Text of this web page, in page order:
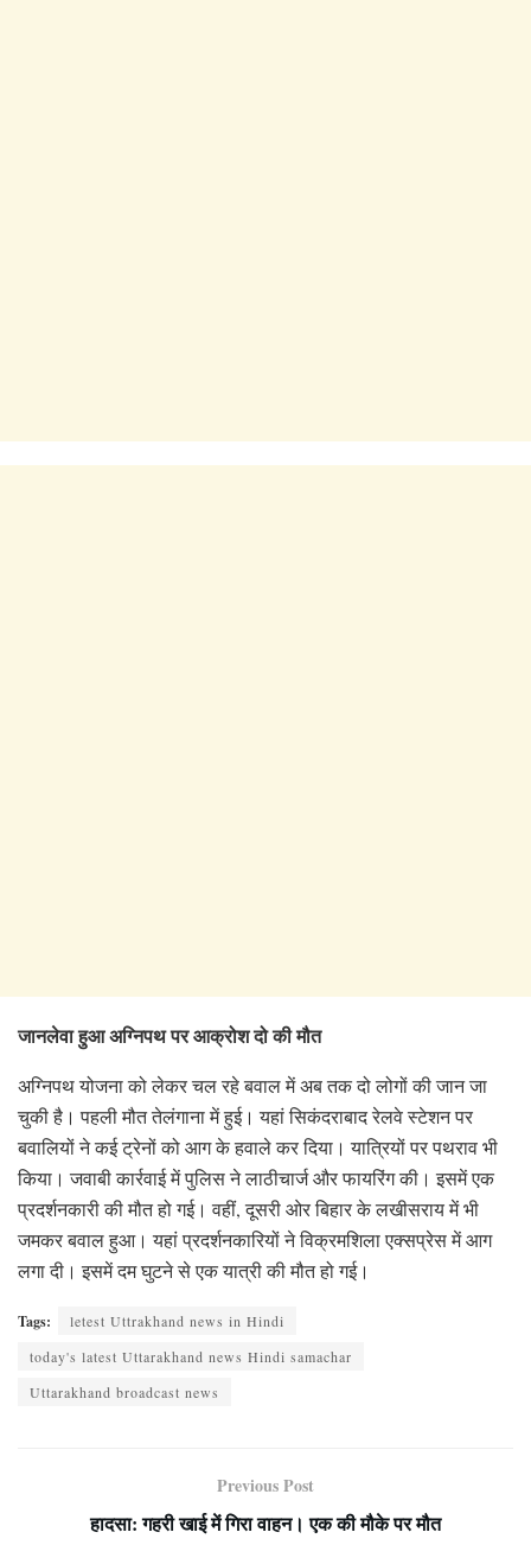
जानलेवा हुआ अग्निपथ पर आक्रोश दो की मौत
अग्निपथ योजना को लेकर चल रहे बवाल में अब तक दो लोगों की जान जा
चुकी है। पहली मौत तेलंगाना में हुई। यहां सिकंदराबाद रेलवे स्टेशन पर
बवालियों ने कई ट्रेनों को आग के हवाले कर दिया। यात्रियों पर पथराव भी
किया। जवाबी कार्रवाई में पुलिस ने लाठीचार्ज और फायरिंग की। इसमें एक
प्रदर्शनकारी की मौत हो गई। वहीं, दूसरी ओर बिहार के लखीसराय में भी
जमकर बवाल हुआ। यहां प्रदर्शनकारियों ने विक्रमशिला एक्सप्रेस में आग
लगा दी। इसमें दम घुटने से एक यात्री की मौत हो गई।
Tags:
letest Uttrakhand news in Hindi
today's latest Uttarakhand news Hindi samachar
Uttarakhand broadcast news
Previous Post
हादसा: गहरी खाई में गिरा वाहन। एक की मौके पर मौत